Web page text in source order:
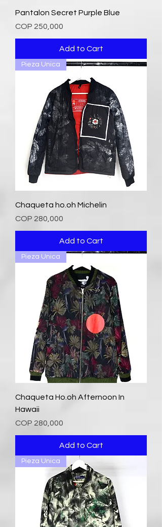
Pantalon Secret Purple Blue
Price
COP 250,000
Add to Cart
Pieza Unica
Chaqueta ho.oh Michelin
Price
COP 280,000
Add to Cart
Pieza Unica
Chaqueta Ho.oh Afternoon In
Hawaii
Price
COP 280,000
Add to Cart
Pieza Unica